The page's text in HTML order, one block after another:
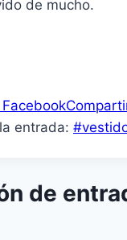
de mucho.
entrada: #
de